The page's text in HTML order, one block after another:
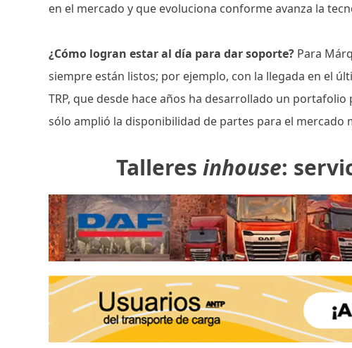
en el mercado y que evoluciona conforme avanza la
¿Cómo logran estar al día para dar soporte? Para
siempre están listos; por ejemplo, con la llegada en el
TRP, que desde hace años ha desarrollado un
sólo amplió la disponibilidad de partes para el mercado
Talleresinhouse: